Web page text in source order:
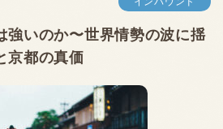
強いのか〜世界情勢の波に揺
京都の真価